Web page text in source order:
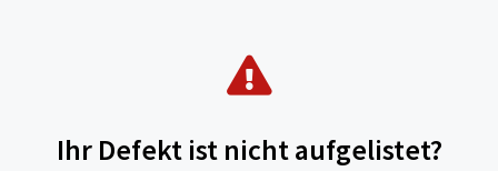
Ihr Defekt ist nicht aufgelistet?